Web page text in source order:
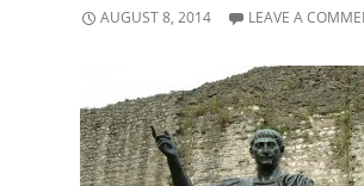
AUGUST 8, 2014 LEAVE A